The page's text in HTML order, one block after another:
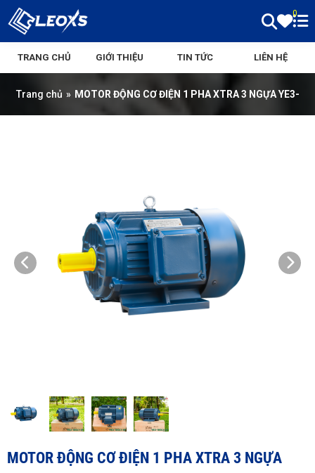
0
TRANG CHỦ GIỚI THIỆU TIN TỨC LIÊN HỆ
Trang chủ » MOTOR ĐỘNG CƠ ĐIỆN 1 PHA XTRA 3 NGỰA YE3-
MOTOR ĐỘNG CƠ ĐIỆN 1 PHA XTRA 3 NGỰA